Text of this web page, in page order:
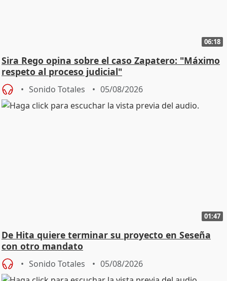
06:18
Sira Rego opina sobre el caso Zapatero: "Máximo
respeto al proceso judicial"
Sonido Totales 05/08/2026
01:47
De Hita quiere terminar su proyecto en Seseña
con otro mandato
Sonido Totales 05/08/2026